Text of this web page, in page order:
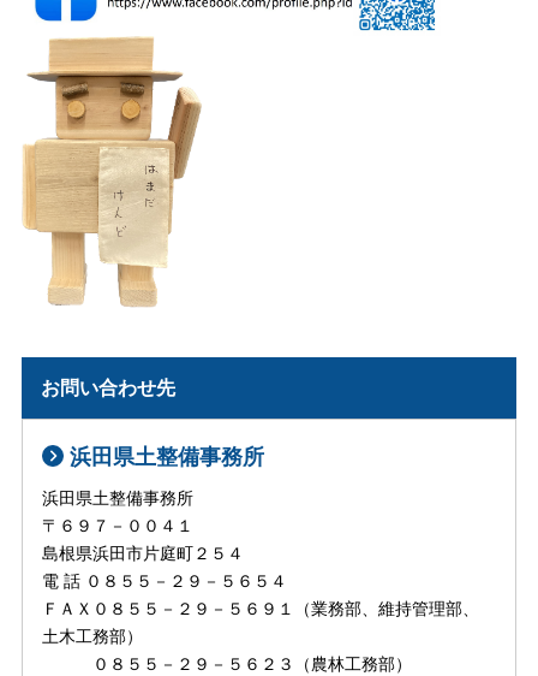
お問い合わせ先
浜田県土整備事務所
浜田県土整備事務所
〒６９７－００４１
島根県浜田市片庭町２５４
電 話 ０８５５－２９－５６５４
ＦＡＸ０８５５－２９－５６９１（業務部、維持管理部、
土木工務部）
０８５５－２９－５６２３（農林工務部）